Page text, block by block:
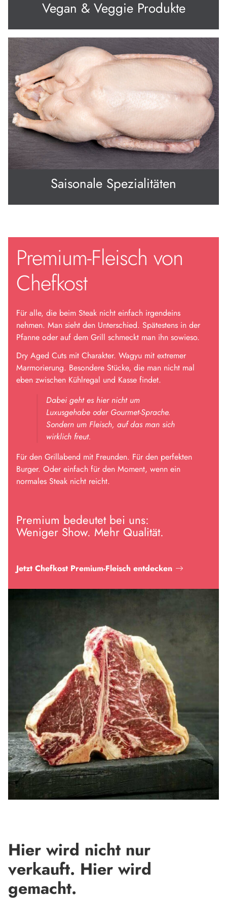
Vegan & Veggie Produkte
Saisonale Spezialitäten
Premium-Fleisch von
Chefkost
Für alle, die beim Steak nicht einfach irgendeins
nehmen. Man sieht den Unterschied. Spätestens in der
Pfanne oder auf dem Grill schmeckt man ihn sowieso.
Dry Aged Cuts mit Charakter. Wagyu mit extremer
Marmorierung. Besondere Stücke, die man nicht mal
eben zwischen Kühlregal und Kasse findet.
Dabei geht es hier nicht um
Luxusgehabe oder Gourmet-Sprache.
Sondern um Fleisch, auf das man sich
wirklich freut.
Für den Grillabend mit Freunden. Für den perfekten
Burger. Oder einfach für den Moment, wenn ein
normales Steak nicht reicht.
Premium bedeutet bei uns:
Weniger Show. Mehr Qualität.
Jetzt Chefkost Premium-Fleisch entdecken
Hier wird nicht nur
verkauft. Hier wird
gemacht.